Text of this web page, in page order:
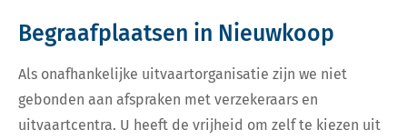
Begraafplaatsen in Nieuwkoop
Als onafhankelijke uitvaartorganisatie zijn we niet
gebonden aan afspraken met verzekeraars en
uitvaartcentra. U heeft de vrijheid om zelf te kiezen uit